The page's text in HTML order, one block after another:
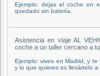
Ejemplo: dejas el coche en
quedado sin batería.
Asistencia en viaje AL
coche a un taller cercano a
Ejemplo: vives en Madrid, y
y lo que quieres es llevártelo a